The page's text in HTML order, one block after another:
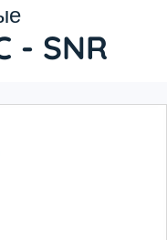
- SNR